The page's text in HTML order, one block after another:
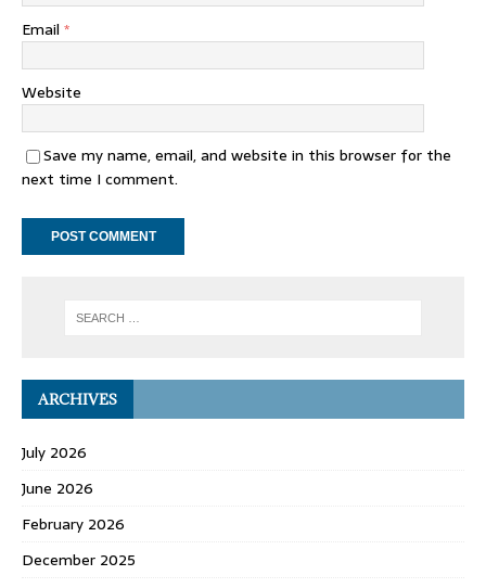
Email *
Website
Save my name, email, and website in this browser for the
next time I comment.
ARCHIVES
July 2026
June 2026
February 2026
December 2025